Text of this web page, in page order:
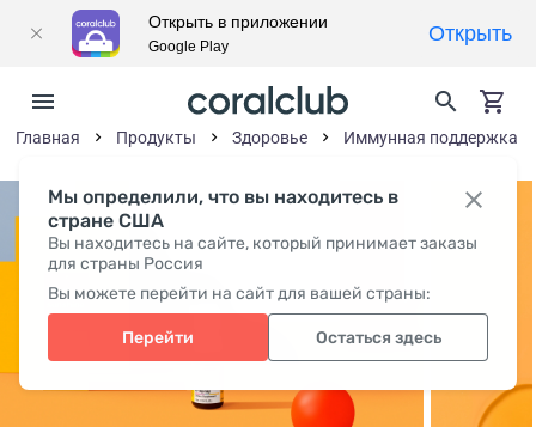
Мы определили, что вы находитесь в
стране США
Вы находитесь на сайте, который принимает заказы
для страны Россия
Вы можете перейти на сайт для вашей страны:
Перейти Остаться здесь
Главная Продукты Здоровье Иммунная поддержка
Открыть в приложении
Google Play
Открыть